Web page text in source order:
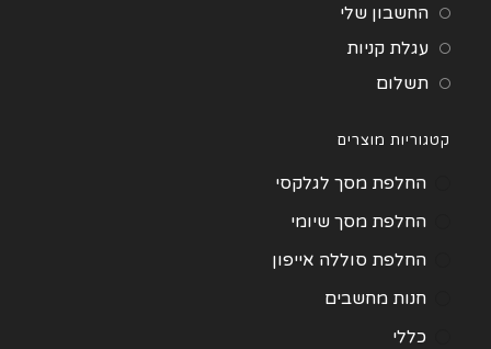
החשבון שלי
עגלת קניות
תשלום
קטגוריות מוצרים
החלפת מסך לגלקסי
החלפת מסך שיומי
החלפת סוללה אייפון
חנות מחשבים
כללי